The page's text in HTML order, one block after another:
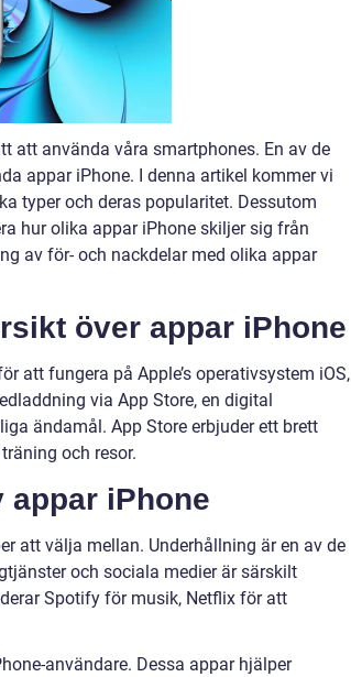
att använda våra smartphones. En av de
appar iPhone. I denna artikel kommer vi
typer och deras popularitet. Dessutom
hur olika appar iPhone skiljer sig från
av för- och nackdelar med olika appar
över appar iPhone
att fungera på Apple’s operativsystem iOS,
via App Store, en digital
ändamål. App Store erbjuder ett brett
och resor.
appar iPhone
att välja mellan. Underhållning är en av de
och sociala medier är särskilt
Spotify för musik, Netflix för att
användare. Dessa appar hjälper